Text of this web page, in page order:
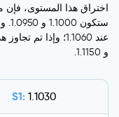
اختراق هذا المستوى، فإن
و 1.1150.
S1: 1.1030